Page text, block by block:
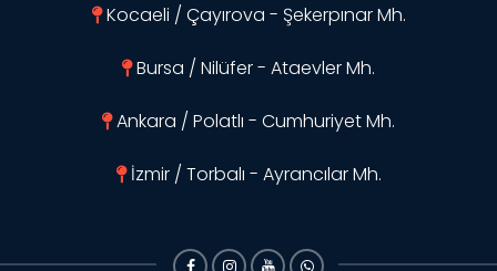
Kocaeli / Çayırova - Şekerpınar Mh.
Bursa / Nilüfer - Ataevler Mh.
Ankara / Polatlı - Cumhuriyet Mh.
İzmir / Torbalı - Ayrancılar Mh.